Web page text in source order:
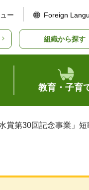
ー Foreign
組織から探す
教育・子育
賞第30回記念事業」